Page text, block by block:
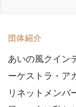
団体紹介
あいの風クイン
ーケストラ・ア
リネットメンバ